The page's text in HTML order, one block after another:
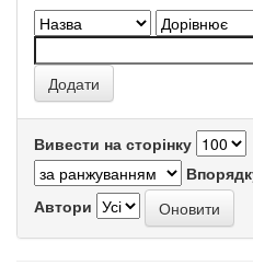
Вивести на сторінку
Автори